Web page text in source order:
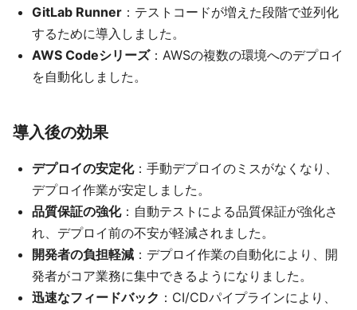
GitLab Runner ：テストコードが増えた段階で並列化
するために導入しました。
AWS Codeシリーズ：AWSの複数の環境へのデプロイ
を自動化しました。
導入後の効果
デプロイの安定化：手動デプロイのミスがなくなり、
デプロイ作業が安定しました。
品質保証の強化：自動テストによる品質保証が強化さ
れ、デプロイ前の不安が軽減されました。
開発者の負担軽減 ：デプロイ作業の自動化により、開
発者がコア業務に集中できるようになりました。
迅速なフィードバック ：CI/CDパイプラインにより、